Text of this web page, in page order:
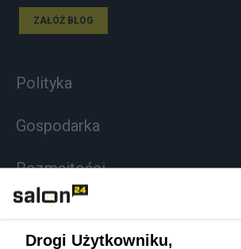
ZAŁÓŻ BLOG
Polityka
Gospodarka
Rozmaitości
Drogi Użytkowniku,